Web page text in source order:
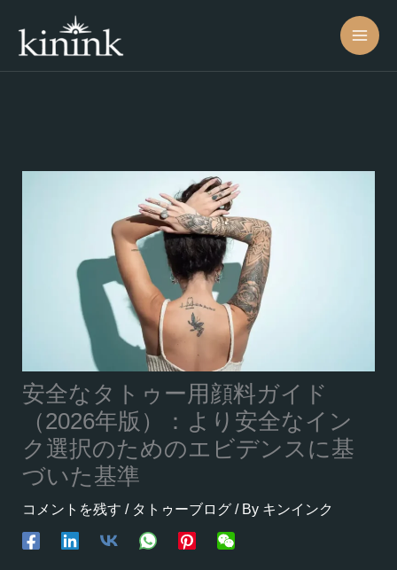
安全なタトゥー用顔料ガイド
（2026年版）：より安全なイン
ク選択のためのエビデンスに基
づいた基準
コメントを残す / タトゥーブログ/ By キンインク